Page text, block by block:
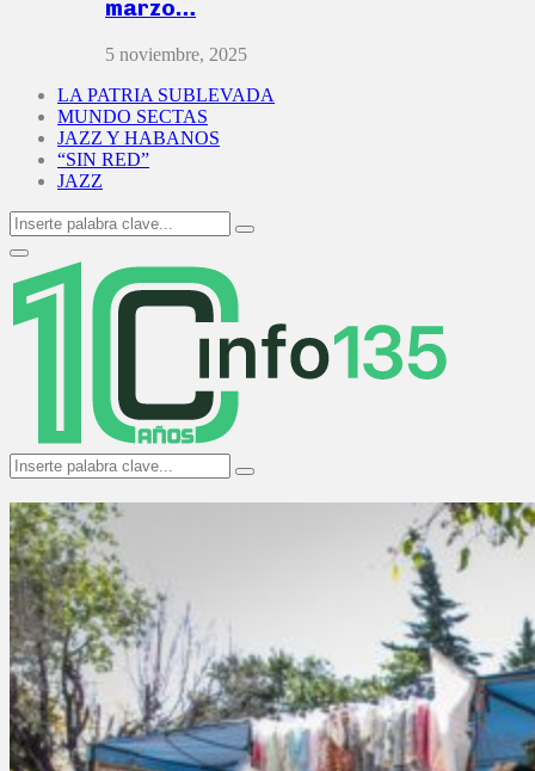
marzo…
5 noviembre, 2025
LA PATRIA SUBLEVADA
MUNDO SECTAS
JAZZ Y HABANOS
“SIN RED”
JAZZ
Search
for:
Search
Primary
Menu
Search
for:
Search